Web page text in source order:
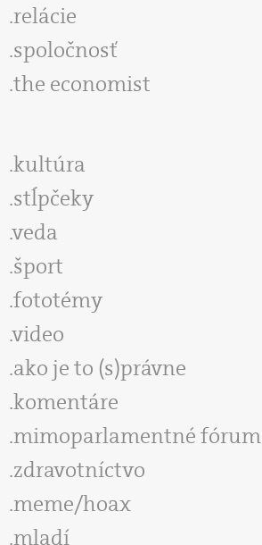
relácie
spoločnosť
the economist
kultúra
stĺpčeky
veda
šport
fototémy
video
ako je to (s)právne
komentáre
mimoparlamentné fórum
zdravotníctvo
meme/hoax
mladí